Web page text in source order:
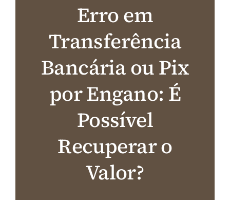
Nossos Profissionais
Áreas de Atuação
Perguntas Frequentes (FAQ)
Erro em
Transferência
Bancária ou Pix
por Engano: É
Possível
Recuperar o
Valor?